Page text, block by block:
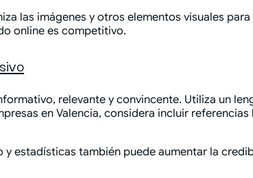
las imágenes y otros elementos visuales
online es competitivo.
relevante y convincente. Utiliza un
en Valencia, considera incluir
y estadísticas también puede aumentar la